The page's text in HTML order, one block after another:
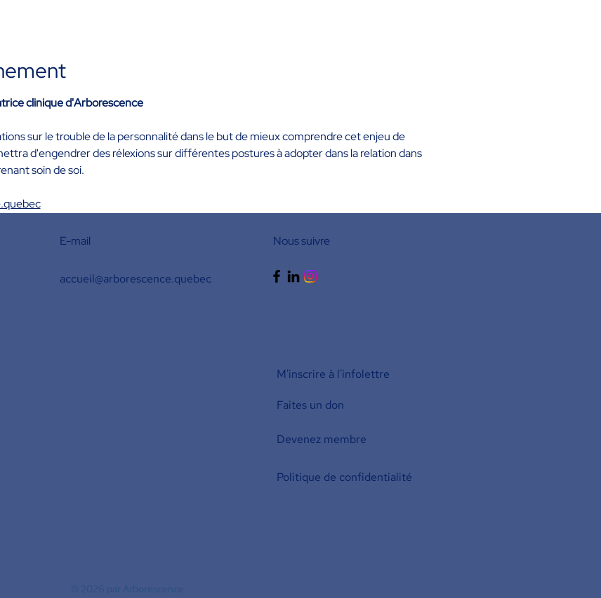
clinique d'Arborescence
sur le trouble de la personnalité dans le but de mieux comprendre cet enjeu de
d'engendrer des rélexions sur différentes postures à adopter dans la relation dans
soin de soi.
E-mail
accueil@arborescence.quebec
Nous suivre
M'inscrire à l'infolettre
Faites un don
Devenez membre
Politique de confidentialité
© 2026 par Arborescence.